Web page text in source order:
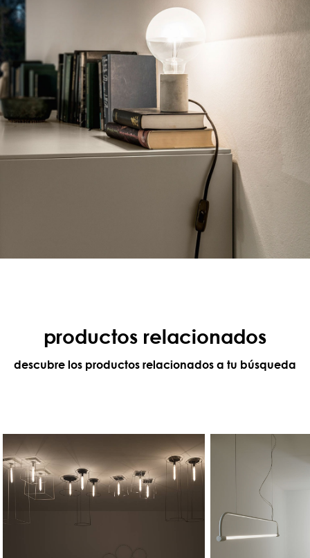
productos relacionados
descubre los productos relacionados a tu búsqueda